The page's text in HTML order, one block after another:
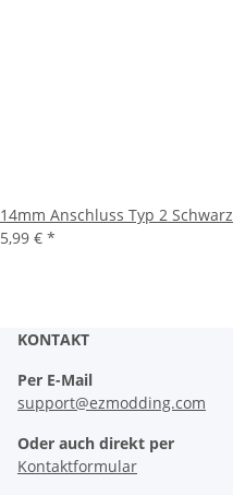
14mm Anschluss Typ 2 Schwarz
5,99 € *
KONTAKT
Per E-Mail
support@ezmodding.com
Oder auch direkt per
Kontaktformular